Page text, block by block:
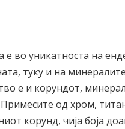
во уникатноста на
туку и на
е и корундот,
од хром,
корунд, чија боја